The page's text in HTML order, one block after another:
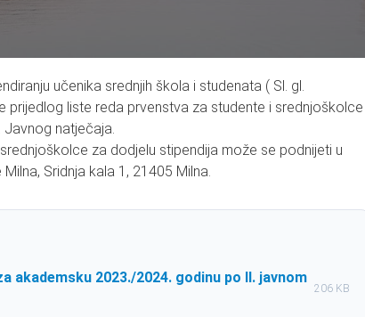
učenika srednjih škola i studenata ( Sl. gl.
prijedlog liste reda prvenstva za studente i srednjoškolce
natječaja.
za dodjelu stipendija može se podnijeti u
Sridnja kala 1, 21405 Milna.
2023./2024. godinu po II. javnom
206 KB